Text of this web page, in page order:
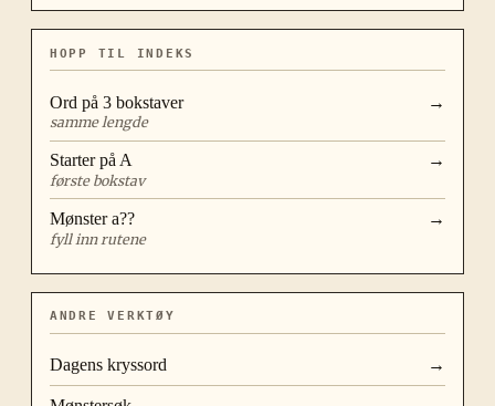
HOPP TIL INDEKS
Ord på 3 bokstaver
samme lengde
→
Starter påA
første bokstav
→
Mønstera??
fyll inn rutene
→
ANDRE VERKTØY
Dagens kryssord →